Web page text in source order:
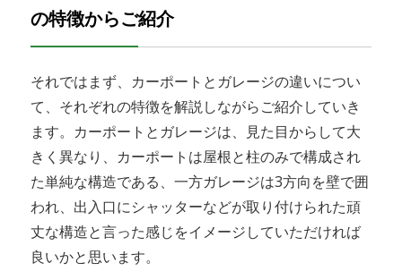
の特徴からご紹介
それではまず、カーポートとガレージの違いについ
て、それぞれの特徴を解説しながらご紹介していき
ます。カーポートとガレージは、見た目からして大
きく異なり、カーポートは屋根と柱のみで構成され
た単純な構造である、一方ガレージは3方向を壁で囲
われ、出入口にシャッターなどが取り付けられた頑
丈な構造と言った感じをイメージしていただければ
良いかと思います。